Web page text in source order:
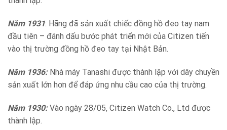
Năm 1931: Hãng đã sản xuất chiếc đồng hồ đeo tay nam
đầu tiên – đánh dấu bước phát triển mới của Citizen tiến
vào thị trường đồng hồ đeo tay tại Nhật Bản.
Năm 1936:Nhà máy Tanashi được thành lập với dây chuyền
sản xuất lớn hơn để đáp ứng nhu cầu cao của thị trường.
Năm 1930:Vào ngày 28/05, Citizen Watch Co., Ltd được
thành lập.